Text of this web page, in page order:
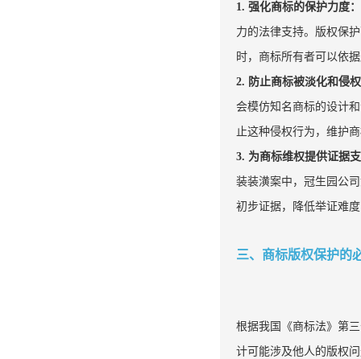
1. 强化商标的保护力度：
力的法律支持。版权保
时，商标所有者可以依
2. 防止商标被淡化和侵
会模仿知名商标的设计
止这种侵权行为，维护
3. 为商标维权提供证据
装装潢案中，冠生园公
初步证据，降低举证难
三、商标版权保护的
根据我国《商标法》第
计可能涉及他人的版权